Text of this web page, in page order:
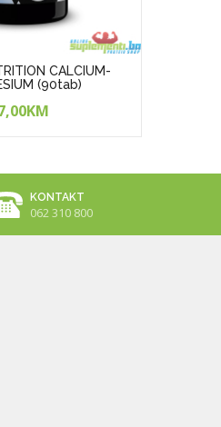
CALCIUM-
(90tab)
KONTAKT
062 310 800